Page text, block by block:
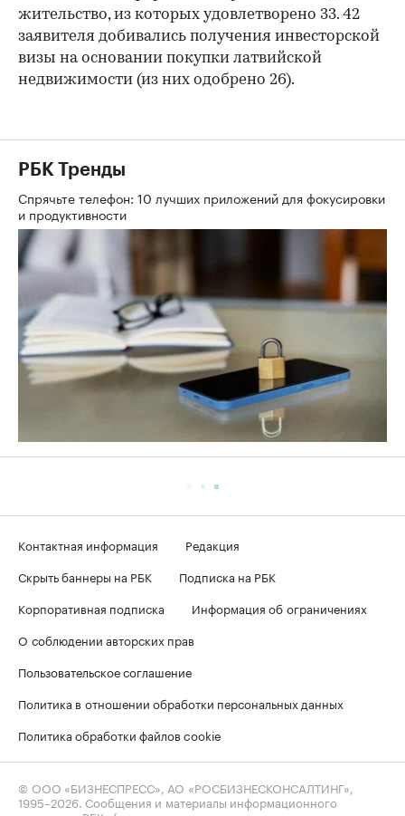
жительство, из которых удовлетворено 33. 42
заявителя добивались получения инвесторской
визы на основании покупки латвийской
недвижимости (из них одобрено 26).
РБК Тренды
Спрячьте телефон: 10 лучших приложений для фокусировки
и продуктивности
Контактная информация
Редакция
Скрыть баннеры на РБК
Подписка на РБК
Корпоративная подписка
Информация об ограничениях
О соблюдении авторских прав
Пользовательское соглашение
Политика в отношении обработки персональных данных
Политика обработки файлов cookie
© ООО «БИЗНЕСПРЕСС», АО «РОСБИЗНЕСКОНСАЛТИНГ»,
1995–2026. Сообщения и материалы информационного